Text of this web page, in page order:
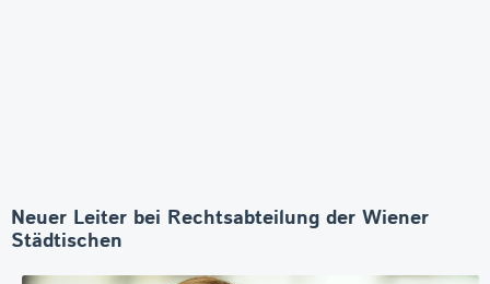
Neuer Leiter bei Rechtsabteilung der Wiener
Städtischen